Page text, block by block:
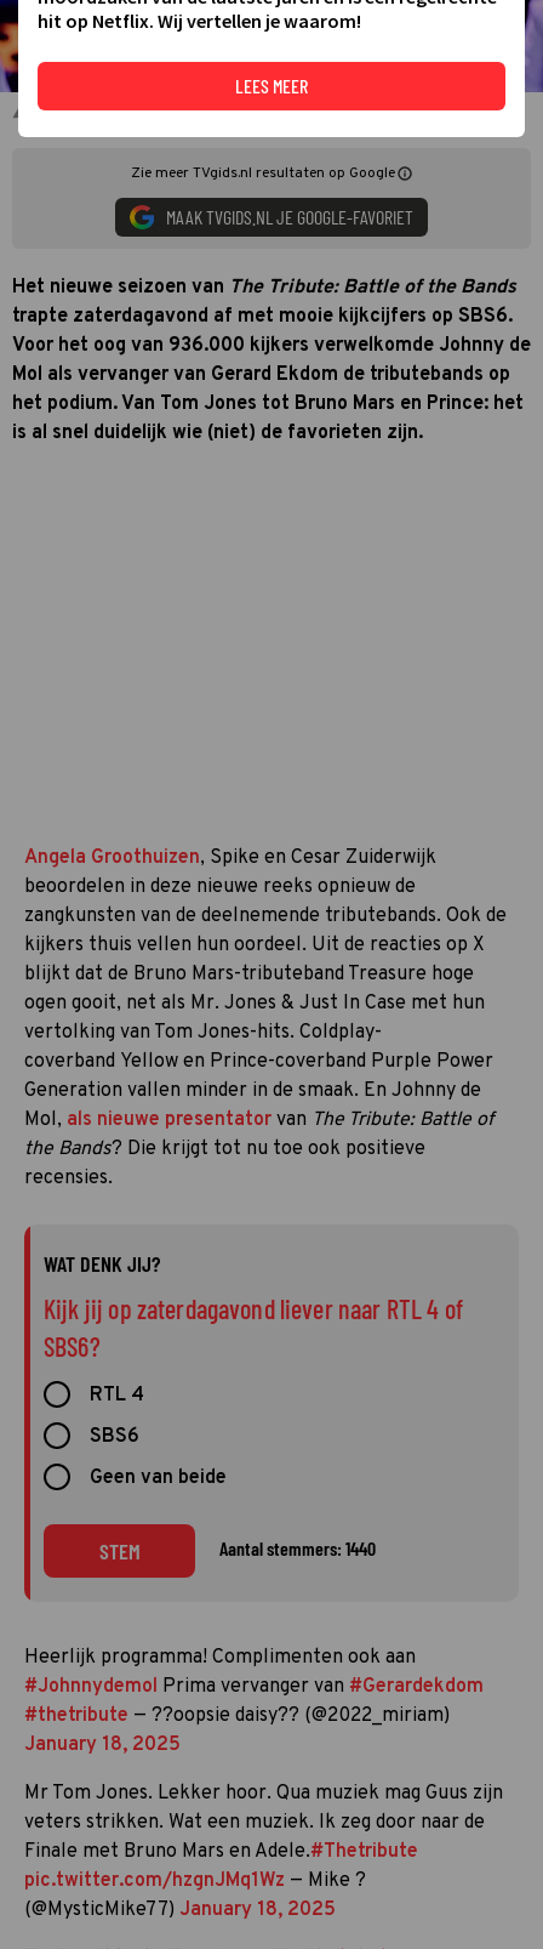
Johnny de Mol en Mr. Jones & Just In Case
Zie meer TVgids.nl resultaten op Google
MAAK TVGIDS.NL JE GOOGLE-FAVORIET
Het nieuwe seizoen van The Tribute: Battle of the Bands
trapte zaterdagavond af met mooie kijkcijfers op SBS6.
Voor het oog van 936.000 kijkers verwelkomde Johnny de
Mol als vervanger van Gerard Ekdom de tributebands op
het podium. Van Tom Jones tot Bruno Mars en Prince: het
is al snel duidelijk wie (niet) de favorieten zijn.
Angela Groothuizen, Spike en Cesar Zuiderwijk
beoordelen in deze nieuwe reeks opnieuw de
zangkunsten van de deelnemende tributebands. Ook de
kijkers thuis vellen hun oordeel. Uit de reacties op X
blijkt dat de Bruno Mars-tributeband Treasure hoge
ogen gooit, net als Mr. Jones & Just In Case met hun
vertolking van Tom Jones-hits. Coldplay-
coverband Yellow en Prince-coverband Purple Power
Generation vallen minder in de smaak. En Johnny de
Mol, als nieuwe presentator van The Tribute: Battle of
the Bands? Die krijgt tot nu toe ook positieve
recensies.
WAT DENK JIJ?
Kijk jij op zaterdagavond liever naar RTL 4 of
SBS6?
RTL 4
SBS6
Geen van beide
STEM Aantal stemmers: 1440
Heerlijk programma! Complimenten ook aan
#Johnnydemol Prima vervanger van #Gerardekdom
#thetribute — ??oopsie daisy?? (@2022_miriam)
January 18, 2025
Mr Tom Jones. Lekker hoor. Qua muziek mag Guus zijn
veters strikken. Wat een muziek. Ik zeg door naar de
Finale met Bruno Mars en Adele.#Thetribute
pic.twitter.com/hzgnJMq1Wz — Mike ?
(@MysticMike77) January 18, 2025
hit op Netflix. Wij vertellen je waarom!
LEES MEER